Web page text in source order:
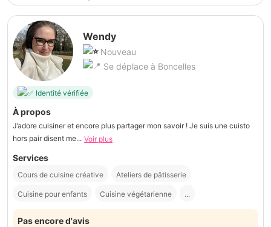
Wendy
Nouveau
Se déplace à Boncelles
Identité vérifiée
À propos
J’adore cuisiner et encore plus partager mon savoir ! Je suis une cuisto
hors pair disent me... Voir plus
Services
Cours de cuisine créative Ateliers de pâtisserie
Cuisine pour enfants Cuisine végétarienne ...
Pas encore d'avis